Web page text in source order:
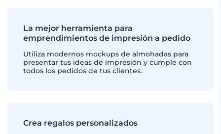
La mejor herramienta para
emprendimientos de impresión a pedido
Utiliza modernos mockups de almohadas para
presentar tus ideas de impresión y cumple con
todos los pedidos de tus clientes.
Crea regalos personalizados